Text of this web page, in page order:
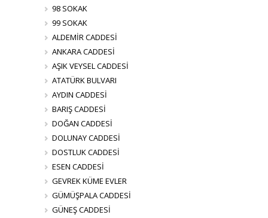
98 SOKAK
99 SOKAK
ALDEMİR CADDESİ
ANKARA CADDESİ
AŞIK VEYSEL CADDESİ
ATATÜRK BULVARI
AYDIN CADDESİ
BARIŞ CADDESİ
DOĞAN CADDESİ
DOLUNAY CADDESİ
DOSTLUK CADDESİ
ESEN CADDESİ
GEVREK KÜME EVLER
GÜMÜŞPALA CADDESİ
GÜNEŞ CADDESİ